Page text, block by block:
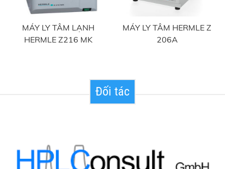
MÁY LY TÂM LẠNH
HERMLE Z216 MK
MÁY LY TÂM HERMLE Z
206A
Đối tác